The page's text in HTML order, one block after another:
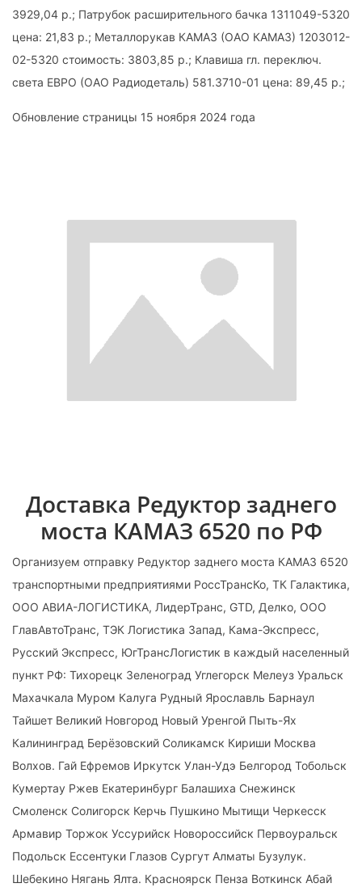
3929,04 р.; Патрубок расширительного бачка 1311049-5320
цена: 21,83 р.; Металлорукав КАМАЗ (ОАО КАМАЗ) 1203012-
02-5320 стоимость: 3803,85 р.; Клавиша гл. переключ.
света ЕВРО (ОАО Радиодеталь) 581.3710-01 цена: 89,45 р.;
Обновление страницы 15 ноября 2024 года
Доставка Редуктор заднего
моста КАМАЗ 6520 по РФ
Организуем отправку Редуктор заднего моста КАМАЗ 6520
транспортными предприятиями РоссТрансКо, ТК Галактика,
ООО АВИА-ЛОГИСТИКА, ЛидерТранс, GTD, Делко, ООО
ГлавАвтоТранс, ТЭК Логистика Запад, Кама-Экспресс,
Русский Экспресс, ЮгТрансЛогистик в каждый населенный
пункт РФ: Тихорецк Зеленоград Углегорск Мелеуз Уральск
Махачкала Муром Калуга Рудный Ярославль Барнаул
Тайшет Великий Новгород Новый Уренгой Пыть-Ях
Калининград Берёзовский Соликамск Кириши Москва
Волхов. Гай Ефремов Иркутск Улан-Удэ Белгород Тобольск
Кумертау Ржев Екатеринбург Балашиха Снежинск
Смоленск Солигорск Керчь Пушкино Мытищи Черкесск
Армавир Торжок Уссурийск Новороссийск Первоуральск
Подольск Ессентуки Глазов Сургут Алматы Бузулук.
Шебекино Нягань Ялта. Красноярск Пенза Воткинск Абай